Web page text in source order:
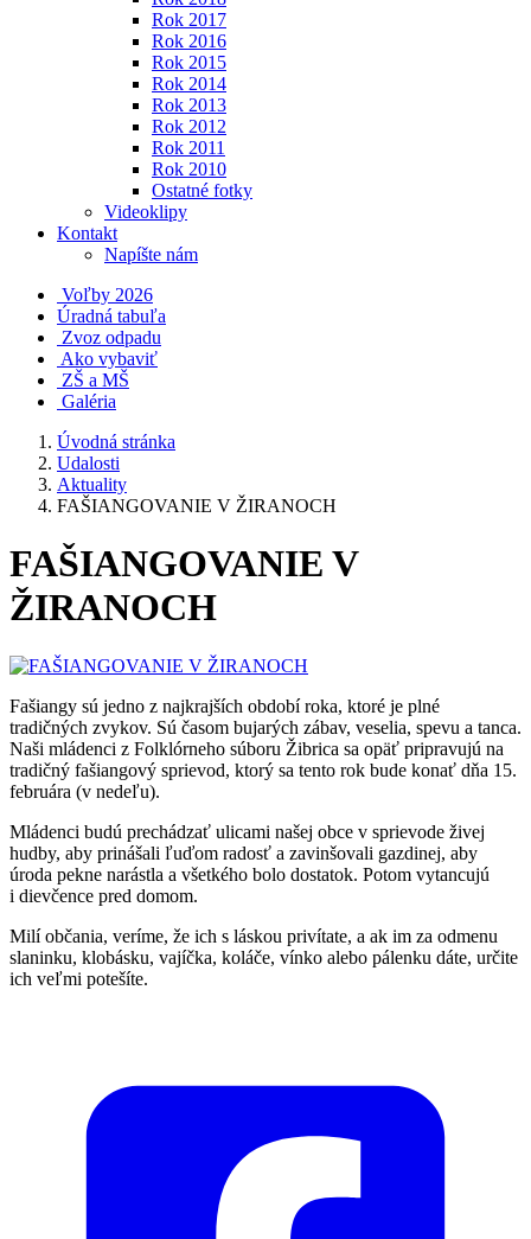
Rok 2017
Rok 2016
Rok 2015
Rok 2014
Rok 2013
Rok 2012
Rok 2011
Rok 2010
Ostatné fotky
Videoklipy
Kontakt
Napíšte nám
Voľby 2026
Úradná tabuľa
Zvoz odpadu
Ako vybaviť
ZŠ a MŠ
Galéria
Úvodná stránka
Udalosti
Aktuality
FAŠIANGOVANIE V ŽIRANOCH
FAŠIANGOVANIE V
ŽIRANOCH
Fašiangy sú jedno z najkrajších období roka, ktoré je plné
tradičných zvykov. Sú časom bujarých zábav, veselia, spevu a tanca.
Naši mládenci z Folklórneho súboru Žibrica sa opäť pripravujú na
tradičný fašiangový sprievod, ktorý sa tento rok bude konať dňa 15.
februára (v nedeľu).
Mládenci budú prechádzať ulicami našej obce v sprievode živej
hudby, aby prinášali ľuďom radosť a zavinšovali gazdinej, aby
úroda pekne narástla a všetkého bolo dostatok. Potom vytancujú
i dievčence pred domom.
Milí občania, veríme, že ich s láskou privítate, a ak im za odmenu
slaninku, klobásku, vajíčka, koláče, vínko alebo pálenku dáte, určite
ich veľmi potešíte.